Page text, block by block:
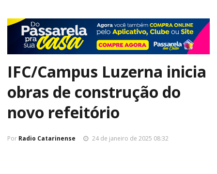
IFC/Campus Luzerna inicia
obras de construção do
novo refeitório
Por Radio Catarinense 24 de janeiro de 2025 08:32